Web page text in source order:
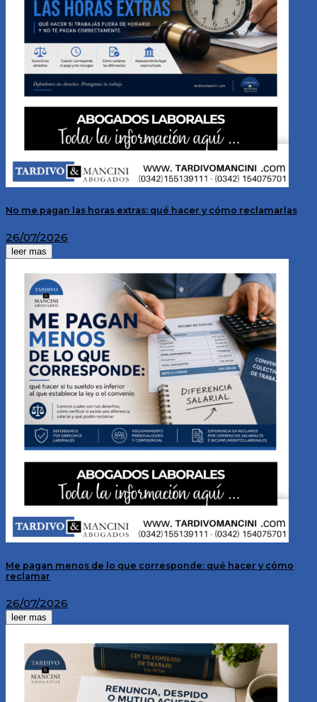
No me pagan las horas extras: qué hacer y cómo reclamarlas
26/07/2026
leer mas
Me pagan menos de lo que corresponde: qué hacer y cómo
reclamar
26/07/2026
leer mas